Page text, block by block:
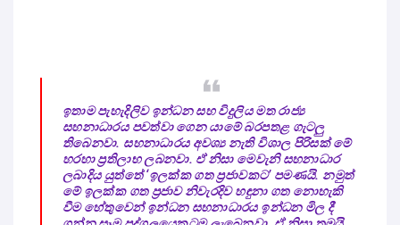
ඉතාම පැහැදිලිව ඉන්ධන සහ විදුලිය මත රාජ්‍ය
සහනාධාරය පවත්වා ගෙන යාමේ බරපතළ ගැටලු
තිබෙනවා. සහනාධාරය අවශ්‍ය නැති විශාල පිරිසක් මේ
හරහා ප්‍රතිලාභ ලබනවා. ඒ නිසා මෙවැනි සහනාධාර
ලබාදිය යුත්තේ ‘ඉලක්ක ගත ප්‍රජාවකට’ පමණයි. නමුත්
මේ ඉලක්ක ගත ප්‍රජාව නිවැරදිව හඳුනා ගත නොහැකි
වීම හේතුවෙන් ඉන්ධන සහනාධාරය ඉන්ධන මිල දී